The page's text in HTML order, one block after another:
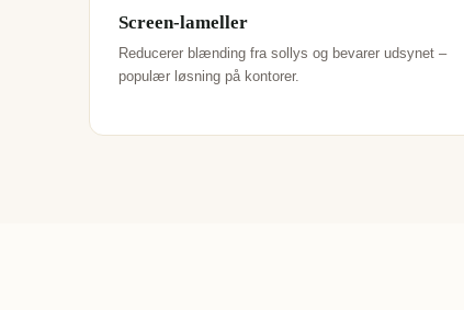
Screen-lameller
Reducerer blænding fra sollys og bevarer udsynet –
populær løsning på kontorer.